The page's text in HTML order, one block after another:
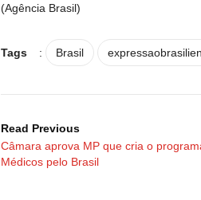
(Agência Brasil)
Tags : Brasil
Read Previous
Câmara aprova MP que cria o
Médicos pelo Brasil